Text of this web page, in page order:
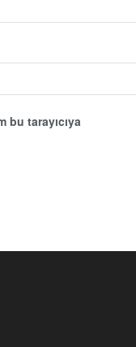
bu tarayıcıya